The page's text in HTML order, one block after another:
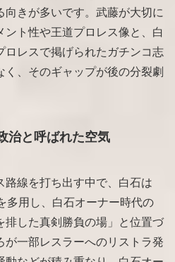
向きが多いです。武藤が大切に
ント性や王道プロレス像と、白
ロレスで掲げられたガチンコ志
く、そのギャップが後の分裂劇
治と呼ばれた空気
路線を打ち出す中で、白石は
多用し、白石オーナー時代の
排した真剣勝負の場」と位置づ
が一部レスラーへのリストラ発